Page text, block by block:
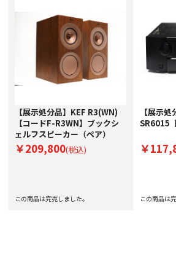
【展示処分品】KEF R3(WN)
【コードF-R3WN】ブックシ
ェルフスピーカー（ペア）
￥209,800(税込)
この商品は完売しました。
【展示
SR6015
￥
この商品は